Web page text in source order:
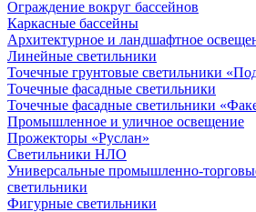
Ограждение вокруг бассейнов
Каркасные бассейны
Архитектурное и ландшафтное
Линейные светильники
Точечные грунтовые светильники
Точечные фасадные светильники
Точечные фасадные светильники
Промышленное и уличное освещение
Прожекторы «Руслан»
Светильники НЛО
Универсальные промышленно-
светильники
Фигурные светильники